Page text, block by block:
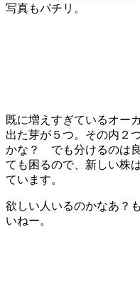
写真もパチリ。
既に増えすぎているオー
出た芽が５つ。その内２
かな？ でも分けるのは
ても困るので、新しい株
ています。
欲しい人いるのかなあ？
いねー。